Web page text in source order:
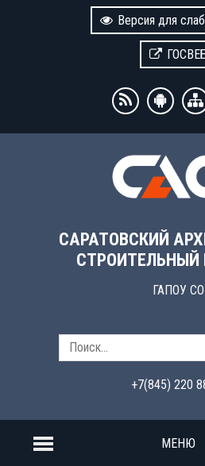
Версия для
САРАТОВСКИЙ
ГАПОУ СО
+7(845) 220
МЕНЮ